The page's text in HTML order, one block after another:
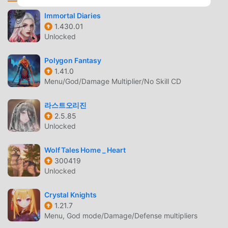
https://www.instagram.com/pathtonowhereofficial
الكثير من المعجبين في جميع أنحاء العالم الذين يحبون ألعاب rpg.
إذا كنت ترغب في تنزيل هذه اللعبة ، كأكبر موقع لتنزيل الألعاب
المجانية APK في العالم - moddroid هو خيارك الأفضل. لا يوفر لك
ولكنه يوفر أيضًا Free mod مجانًا ، مما يساعدك على حفظ المهام
الميكانيكية المتكررة في اللعبة ، حتى تتمكن من التركيز على
الاستمتاع بالبهجة التي تجلبها اللعبة نفسها. يعد moddroid بأن أي
Path to Nowhere mod لن يفرض على اللاعبين أي رسوم ، وهو
آمن 100٪ ومتاح ومجاني للتثبيت. فقط قم بتنزيل عميل moddroid ،
يمكنك تنزيل وتثبيت Path to Nowhere 1.1.5.0 بنقرة واحدة. ماذا
Path to Nowhere باعتبارها لعبة شائعة rpg ، ساعدته طريقة اللعب
Immortal Diaries
1.430.01
Unlocked
Polygon Fantasy
1.41.0
Menu/God/Damage Multiplier/No Skill CD
라스트오리진
2.5.85
Unlocked
Wolf Tales Home _ Heart
300419
Unlocked
Crystal Knights
1.21.7
Menu, God mode/Damage/Defense multipliers